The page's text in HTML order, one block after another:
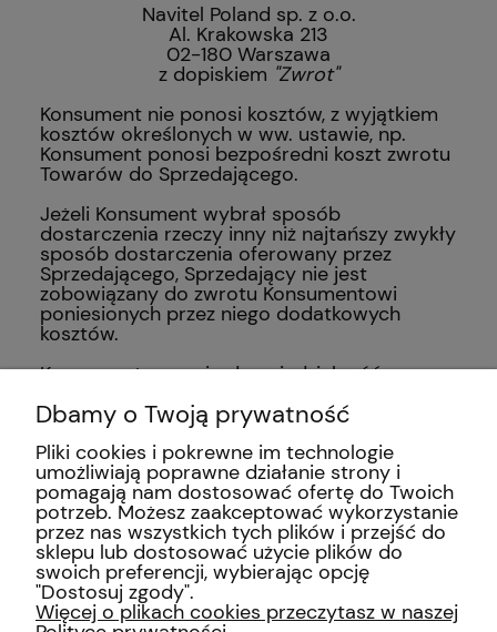
Navitel Poland sp. z o.o.
Al. Krakowska 213
02-180 Warszawa
z dopiskiem "Zwrot"
Konsument nie ponosi kosztów, z wyjątkiem
kosztów określonych w ww. ustawie, np.
Konsument ponosi bezpośredni koszt zwrotu
Towarów do Sprzedającego.
Jeżeli Konsument wybrał sposób
dostarczenia rzeczy inny niż najtańszy zwykły
sposób dostarczenia oferowany przez
Sprzedającego, Sprzedający nie jest
zobowiązany do zwrotu Konsumentowi
poniesionych przez niego dodatkowych
kosztów.
Konsument ponosi odpowiedzialność za
wynikiem korzystania z niej w sposób
wykraczający poza konieczny do
stwierdzenia charakteru, cech i
funkcjonowania rzeczy.
INFORMACJE
Dbamy o Twoją prywatność
Pliki cookies i pokrewne im technologie
umożliwiają poprawne działanie strony i
pomagają nam dostosować ofertę do Twoich
potrzeb. Możesz zaakceptować wykorzystanie
przez nas wszystkich tych plików i przejść do
sklepu lub dostosować użycie plików do
swoich preferencji, wybierając opcję
"Dostosuj zgody".
Więcej o plikach cookies przeczytasz w naszej